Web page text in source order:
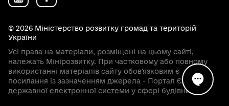
© 2026 Міністерство розвитку громад та територій
України
Усі права на матеріали, розміщені на цьому сайті,
належать Мінірозвитку. При частковому або повному
використанні матеріалів сайту обовʼязковим є
посилання із зазначенням джерела - Портал Єдиної
державної електронної системи у сфері будівництва